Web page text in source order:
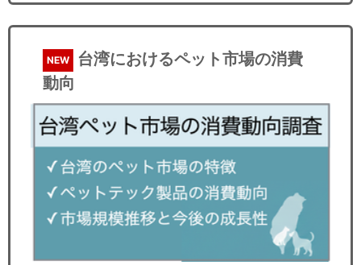
NEW
台湾におけるペット市場の消費
動向